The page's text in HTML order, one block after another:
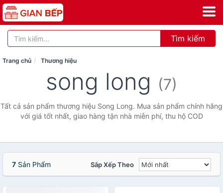
Tìm kiếm
Trang chủ Thương hiệu
song long (7)
Tất cả sản phẩm thương hiệu Song Long. Mua sản phẩm chính hãng
với giá tốt nhất, giao hàng tận nhà miễn phí, thu hộ COD
7 Sản Phẩm Sắp Xếp Theo